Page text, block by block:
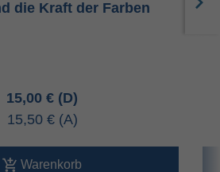
die Kraft der Farben
15,00 €
15,50 €
Warenkorb